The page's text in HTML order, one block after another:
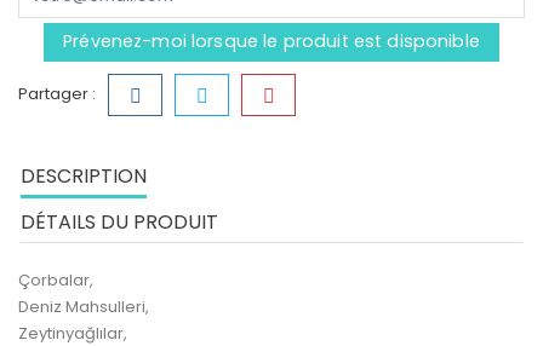
Prévenez-moi lorsque le produit est disponible
Partager :
DESCRIPTION
DÉTAILS DU PRODUIT
Çorbalar,
Deniz Mahsulleri,
Zeytinyağlılar,